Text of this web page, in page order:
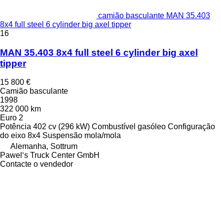
camião basculante MAN 35.403
8x4 full steel 6 cylinder big axel tipper
16
MAN 35.403 8x4 full steel 6 cylinder big axel
tipper
15 800 €
Camião basculante
1998
322 000 km
Euro 2
Potência 402 cv (296 kW) Combustível gasóleo Configuração
do eixo 8x4 Suspensão mola/mola
Alemanha, Sottrum
Pawel‘s Truck Center GmbH
Contacte o vendedor